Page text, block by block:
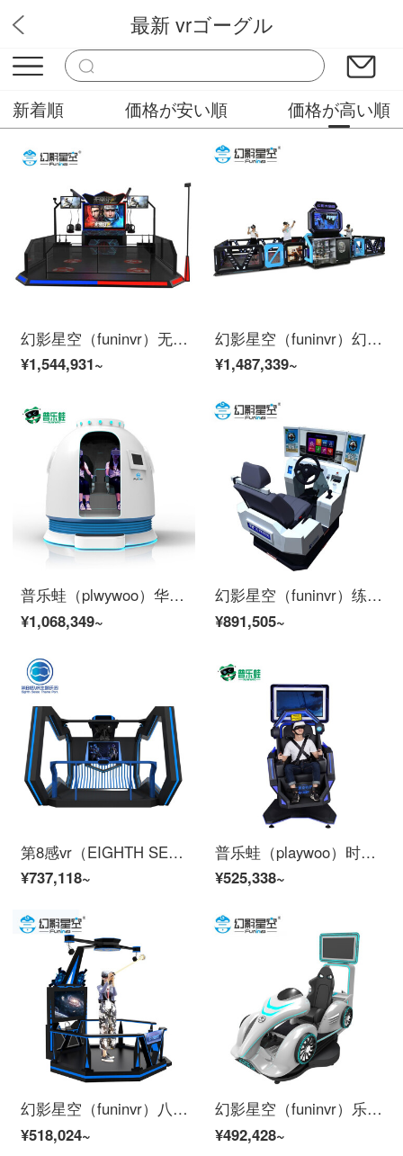
VRメガネ
最新 vrゴーグル
新着順 価格が安い順 価格が高い順
幻影星空（funinvr）无限战争 VR射击多人竞技对战设备 高配版
¥1,544,931~
幻影星空（funinvr）幻影大空间 vr射击设备 vr行走平台
¥1,487,339~
普乐蛙（plwywoo）华夏神舟 VR科技主题馆 VR航天科普教育体验设备
¥1,068,349~
幻影星空（funinvr）练车吧 三屏版模拟驾驶设备
¥891,505~
第8感vr（EIGHTH SENSE VR）vr捍卫者 体验馆娱乐设备一套轰趴全套 vr节奏光剑体感游戏机大型一体机
¥737,118~
普乐蛙（playwoo）时空旋转星 VR射击一体机 VR互动体感机设备
¥525,338~
幻影星空（funinvr）八度空间 VR体感实训模拟设备
¥518,024~
幻影星空（funinvr）乐享卡丁车2021版 vr赛车模拟器 vr游戏设备（1台）
¥492,428~